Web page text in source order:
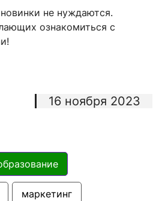
не нуждаются.
ознакомиться с
16 ноября 2023
маркетинг